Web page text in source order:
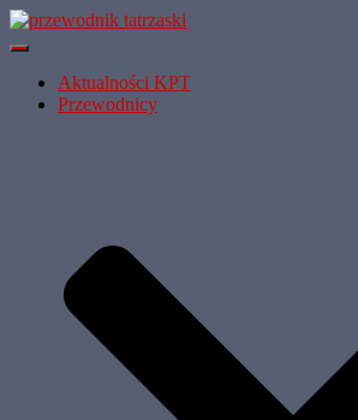
Przełącz
NawigacjęAktualności KPT
Przewodnicy